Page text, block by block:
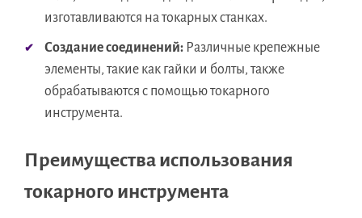
изготавливаются на токарных станках.
Создание соединений: Различные крепежные
элементы, такие как гайки и болты, также
обрабатываются с помощью токарного
инструмента.
Преимущества использования
токарного инструмента